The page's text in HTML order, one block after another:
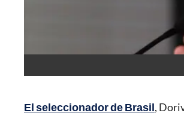
El seleccionador de Brasil,